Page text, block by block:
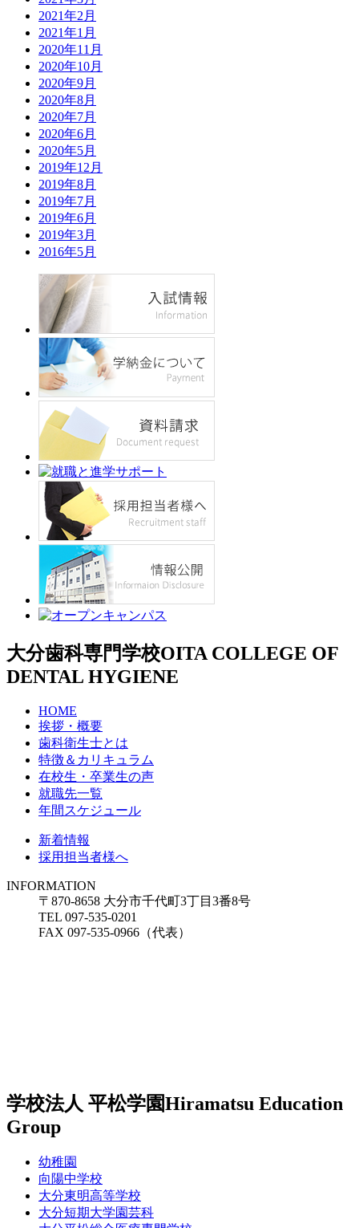
2021年2月
2021年1月
2020年11月
2020年10月
2020年9月
2020年8月
2020年7月
2020年6月
2020年5月
2019年12月
2019年8月
2019年7月
2019年6月
2019年3月
2016年5月
大分歯科専門学校OITA COLLEGE OF
DENTAL HYGIENE
HOME
挨拶・概要
歯科衛生士とは
特徴＆カリキュラム
在校生・卒業生の声
就職先一覧
年間スケジュール
新着情報
採用担当者様へ
INFORMATION
〒870-8658 大分市千代町3丁目3番8号
TEL 097-535-0201
FAX 097-535-0966（代表）
学校法人 平松学園Hiramatsu Education
Group
幼稚園
向陽中学校
大分東明高等学校
大分短期大学園芸科